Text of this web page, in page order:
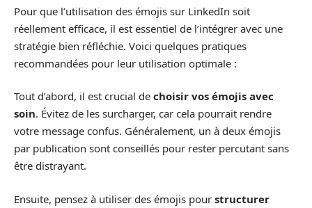
Pour que l’utilisation des émojis sur LinkedIn soit
réellement efficace, il est essentiel de l’intégrer avec une
stratégie bien réfléchie. Voici quelques pratiques
recommandées pour leur utilisation optimale :
Tout d’abord, il est crucial de choisir vos émojis avec
soin. Évitez de les surcharger, car cela pourrait rendre
votre message confus. Généralement, un à deux émojis
par publication sont conseillés pour rester percutant sans
être distrayant.
Ensuite, pensez à utiliser des émojis pour structurer